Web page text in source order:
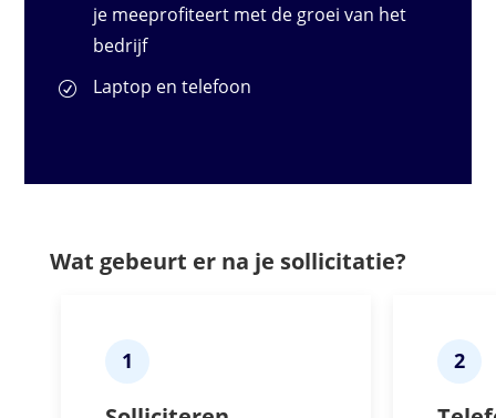
je meeprofiteert met de groei van het
bedrijf
Laptop en telefoon
Wat gebeurt er na je sollicitatie?
1 2